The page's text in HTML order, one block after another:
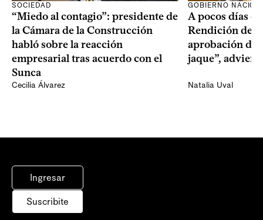
SOCIEDAD
“Miedo al contagio”: presidente de
la Cámara de la Construcción
habló sobre la reacción
empresarial tras acuerdo con el
Sunca
Cecilia Álvarez
GOBIERNO
A pocos días
Rendición de
aprobación del
jaque”,
Natalia Uval
Ingresar
Suscribite